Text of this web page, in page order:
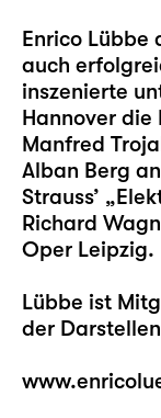
Enrico Lübbe
auch
inszenierte
Hannover die
Manfred
Alban Berg
Strauss’
Richard
Oper Leipzig.
Lübbe ist
der